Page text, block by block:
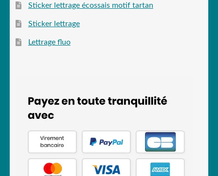
Sticker lettrage écossais motif tartan
Sticker lettrage
Lettrage fluo